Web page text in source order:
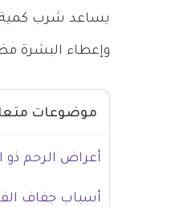
يساعد شرب كمية
وإعطاء البشرة
موضوعات
أعراض الرحم ذو
أسباب جفاف